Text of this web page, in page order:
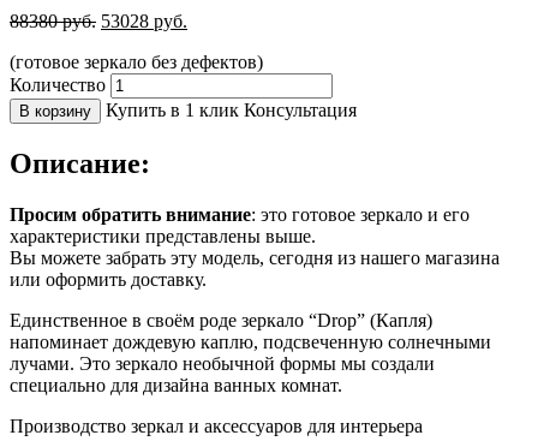
88380руб. 53028 руб.
(готовое зеркало без дефектов)
Количество
В корзину Купить в 1 клик Консультация
Описание:
Просим обратить внимание: это готовое зеркало и его
характеристики представлены выше.
Вы можете забрать эту модель, сегодня из нашего магазина
или оформить доставку.
Единственное в своём роде зеркало “Drop” (Капля)
напоминает дождевую каплю, подсвеченную солнечными
лучами. Это зеркало необычной формы мы создали
специально для дизайна ванных комнат.
Производство зеркал и аксессуаров для интерьера